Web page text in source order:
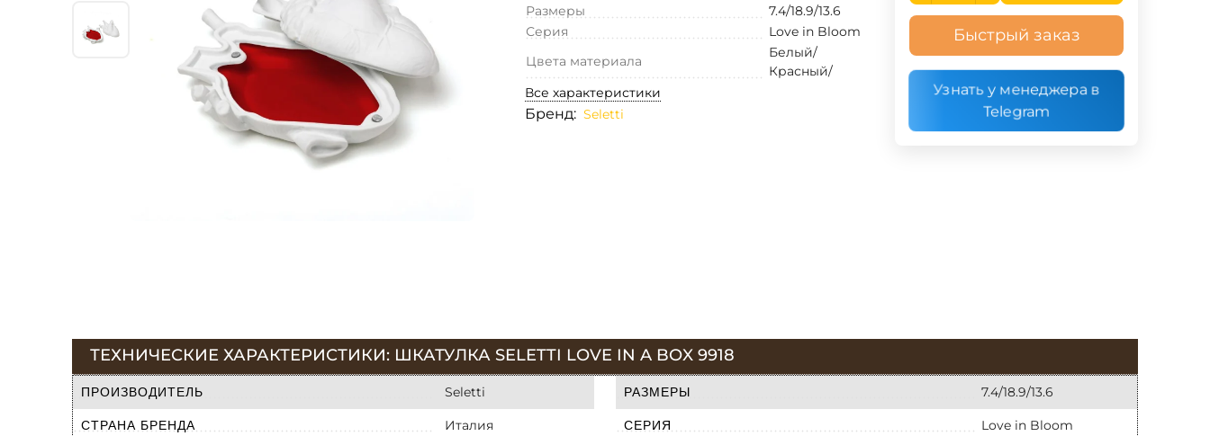
Размеры
7.4/18.9/13.6
Серия
Love in Bloom
Цвета материала
Белый/
Красный/
Все характеристики
Бренд: Seletti
Быстрый заказ
Узнать у менеджера в
Telegram
ТЕХНИЧЕСКИЕ ХАРАКТЕРИСТИКИ: ШКАТУЛКА SELETTI LOVE IN A BOX 9918
ПРОИЗВОДИТЕЛЬ Seletti
СТРАНА БРЕНДА Италия
РАЗМЕРЫ 7.4/18.9/13.6
СЕРИЯ Love in Bloom